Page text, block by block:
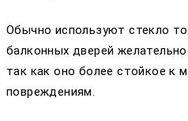
Обычно используют стекло
балконных дверей
так как оно более стойкое к
повреждениям.